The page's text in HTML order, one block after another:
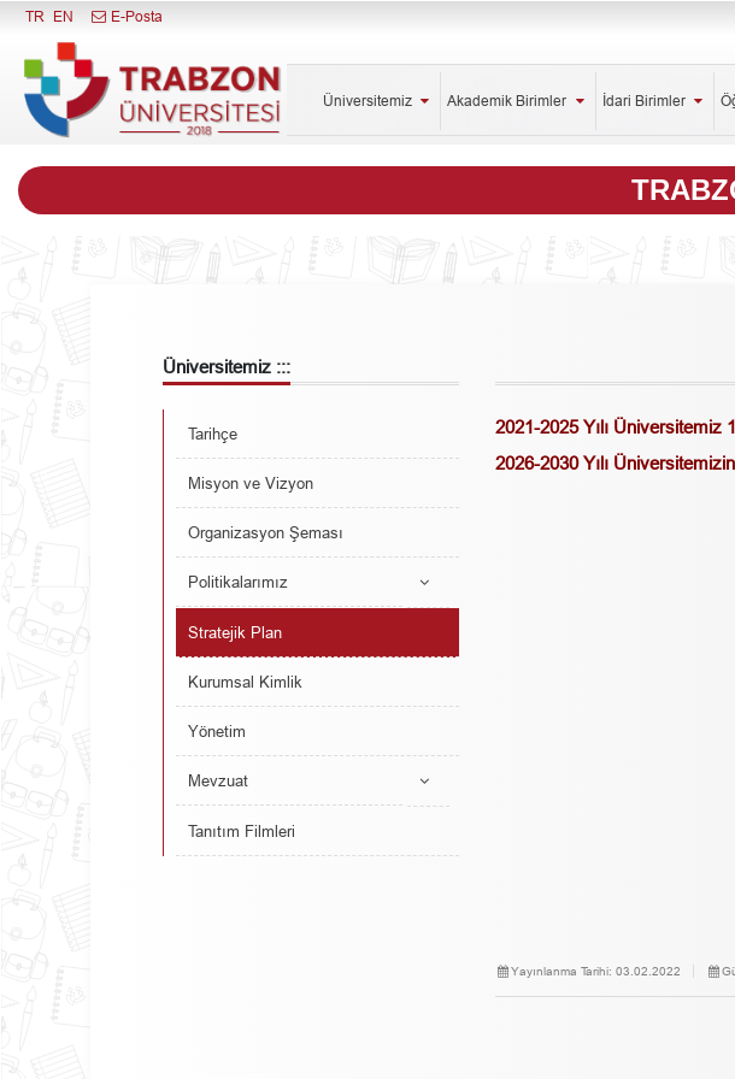
Menüyü Kapat
TR EN E-Posta
Üniversitemiz Akademik Birimler İdari Birimler
Üniversitemiz :::
Tarihçe
Misyon ve Vizyon
Organizasyon Şeması
Politikalarımız
Stratejik Plan
Kurumsal Kimlik
Yönetim
Mevzuat
Tanıtım Filmleri
2021-2025 Yılı Üniversitemiz
2026-2030 Yılı
Yayınlanma Tarihi: 03.02.2022